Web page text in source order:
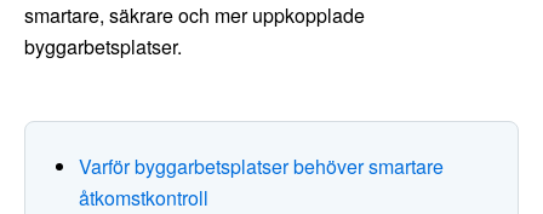
smartare, säkrare och mer uppkopplade
byggarbetsplatser.
Varför byggarbetsplatser behöver smartare
åtkomstkontroll